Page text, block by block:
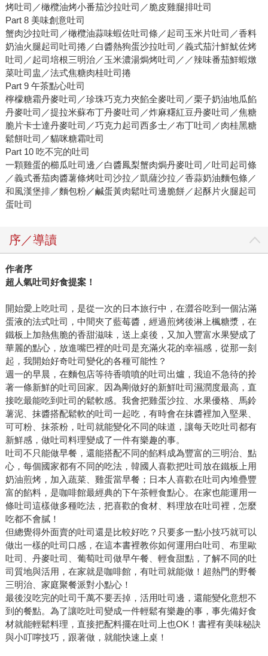
烤吐司／橄欖油烤小番茄沙拉吐司／脆皮雞腿排吐司
Part 8 美味創意吐司
蟹肉沙拉吐司／橄欖油蒜味蝦佐吐司條／起司玉米片吐司／香料
奶油火腿起司吐司捲／白醬熱狗蛋沙拉吐司／義式茄汁鮮魷佐烤
吐司／起司培根三明治／玉米濃湯焗烤吐司／／辣味番茄鮮蝦燉
菜吐司盅／法式焦糖肉桂吐司捲
Part 9 午茶點心吐司
檸檬糖霜丹麥吐司／珍珠巧克力夾餡全麥吐司／栗子奶油地瓜餡
丹麥吐司／提拉米蘇布丁丹麥吐司／炸麻糬紅豆丹麥吐司／焦糖
脆片卡士達丹麥吐司／巧克力起司西多士／布丁吐司／肉桂黑糖
鬆餅吐司／貓咪糖霜吐司
Part 10 吃不完的吐司
一顆雞蛋的櫛瓜吐司邊／白醬鳳梨蟹肉焗丹麥吐司／吐司起司條
／義式番茄肉醬薯條烤吐司沙拉／凱薩沙拉／香蒜奶油麵包條／
和風漢堡排／麵包粉／鹹蛋黃肉鬆吐司邊脆餅／起酥片火腿起司
蛋吐司
序／導讀
作者序
超人氣吐司好食提案！
開始愛上吃吐司，是從一次的日本旅行中，在澀谷吃到一個沾滿
蛋液的法式吐司，中間夾了藍莓醬，經過煎烤後淋上楓糖漿，在
鐵板上加熱焦脆的香甜滋味，送上桌後，又加入豐富水果變成了
華麗的點心，放進嘴巴裡的吐司是充滿火花的幸福感，從那一刻
起，我開始好奇吐司變化的各種可能性？
週一的早晨，在麵包店等待香噴噴的吐司出爐，我迫不急待的拎
著一條新鮮的吐司回家。因為剛做好的新鮮吐司濕潤度最高，直
接吃最能吃到吐司的鬆軟感。我會把雞蛋沙拉、水果優格、馬鈴
薯泥、抹醬搭配鬆軟的吐司一起吃，有時會在抹醬裡加入堅果、
可可粉、抹茶粉，吐司就能變化不同的味道，讓每天吃吐司都有
新鮮感，做吐司料理變成了一件有樂趣的事。
吐司不只能做早餐，還能搭配不同的餡料成為豐富的三明治、點
心，每個國家都有不同的吃法，韓國人喜歡把吐司放在鐵板上用
奶油煎烤，加入蔬菜、雞蛋當早餐；日本人喜歡在吐司內堆疊豐
富的餡料，是咖啡館最經典的下午茶輕食點心。在家也能運用一
條吐司這樣做多種吃法，把喜歡的食材、料理放在吐司裡，怎麼
吃都不會膩！
但總覺得外面賣的吐司還是比較好吃？只要多一點小技巧就可以
做出一樣的吐司口感，在這本書裡教你如何運用白吐司、布里歐
吐司、丹麥吐司、葡萄吐司做早午餐、輕食甜點，了解不同的吐
司質地與活用，在家就是咖啡館，有吐司就能做！超熱門的野餐
三明治、家庭聚餐派對小點心！
最後沒吃完的吐司千萬不要丟掉，活用吐司邊，還能變化意想不
到的餐點。為了讓吃吐司變成一件輕鬆有樂趣的事，事先備好食
材就能輕鬆料理，直接把配料擺在吐司上也OK！書裡有美味秘訣
與小叮嚀技巧，跟著做，就能快速上桌！